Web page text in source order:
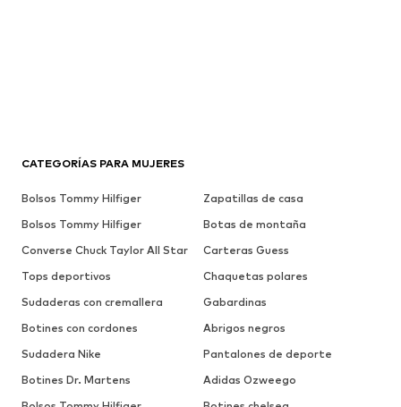
CATEGORÍAS PARA MUJERES
Bolsos Tommy Hilfiger
Zapatillas de casa
Bolsos Tommy Hilfiger
Botas de montaña
Converse Chuck Taylor All Star
Carteras Guess
Tops deportivos
Chaquetas polares
Sudaderas con cremallera
Gabardinas
Botines con cordones
Abrigos negros
Sudadera Nike
Pantalones de deporte
Botines Dr. Martens
Adidas Ozweego